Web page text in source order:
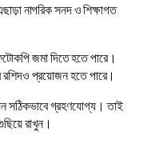
নাগরিক সনদ ও শিক্ষাগত
জমা দিতে হতে পারে।
রশিদও প্রয়োজন হতে পারে।
সঠিকভাবে গ্রহণযোগ্য। তাই
রাখুন।